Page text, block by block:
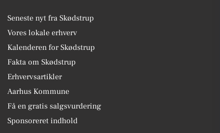
Seneste nyt fra Skødstrup
Vores lokale erhverv
Kalenderen for Skødstrup
Fakta om Skødstrup
Erhvervsartikler
Aarhus Kommune
Få en gratis salgsvurdering
Sponsoreret indhold